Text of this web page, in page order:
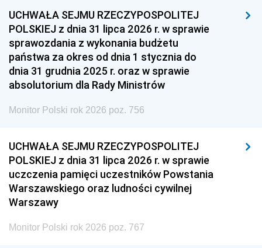
UCHWAŁA SEJMU RZECZYPOSPOLITEJ
POLSKIEJ z dnia 31 lipca 2026 r. w sprawie
sprawozdania z wykonania budżetu
państwa za okres od dnia 1 stycznia do
dnia 31 grudnia 2025 r. oraz w sprawie
absolutorium dla Rady Ministrów
Monitor Polski rok 2026 poz. 756
UCHWAŁA SEJMU RZECZYPOSPOLITEJ
POLSKIEJ z dnia 31 lipca 2026 r. w sprawie
uczczenia pamięci uczestników Powstania
Warszawskiego oraz ludności cywilnej
Warszawy
Monitor Polski rok 2026 poz. 767